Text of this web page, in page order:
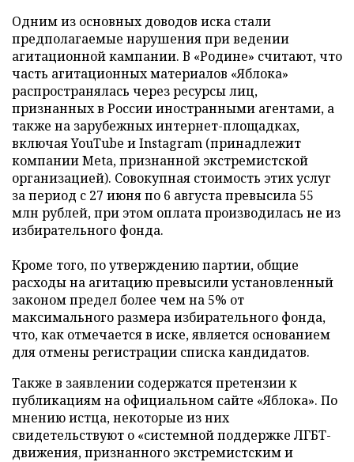
Одним из основных доводов иска стали
предполагаемые нарушения при ведении
агитационной кампании. В «Родине» считают, что
часть агитационных материалов «Яблока»
распространялась через ресурсы лиц,
признанных в России иностранными агентами, а
также на зарубежных интернет-площадках,
включая YouTube и Instagram (принадлежит
компании Meta, признанной экстремистской
организацией). Совокупная стоимость этих услуг
за период с 27 июня по 6 августа превысила 55
млн рублей, при этом оплата производилась не из
избирательного фонда.
Кроме того, по утверждению партии, общие
расходы на агитацию превысили установленный
законом предел более чем на 5% от
максимального размера избирательного фонда,
что, как отмечается в иске, является основанием
для отмены регистрации списка кандидатов.
Также в заявлении содержатся претензии к
публикациям на официальном сайте «Яблока». По
мнению истца, некоторые из них
свидетельствуют о «системной поддержке ЛГБТ-
движения, признанного экстремистским и